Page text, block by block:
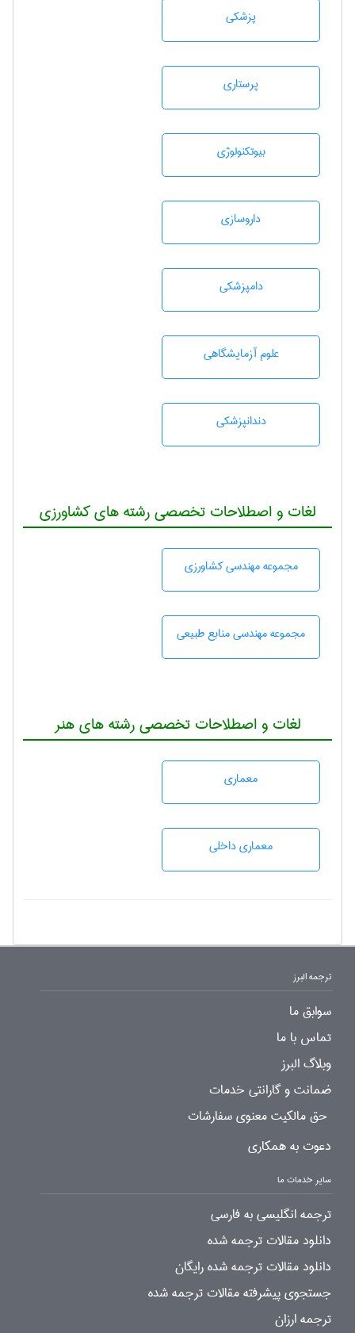
پزشكی
پرستاری
بيوتكنولوژی
داروسازی
دامپزشكی
علوم آزمايشگاهی
دندانپزشكی
لغات و اصطلاحات تخصصی رشته های کشاورزی
مجموعه مهندسی كشاورزی
مجموعه مهندسی منابع طبيعی
لغات و اصطلاحات تخصصی رشته های هنر
معماری
معماری داخلی
ترجمه البرز
سوابق ما
تماس با ما
وبلاگ البرز
ضمانت و گارانتی خدمات
حق مالکیت معنوی سفارشات
دعوت به همکاری
سایر خدمات ما
ترجمه انگلیسی به فارسی
دانلود مقالات ترجمه شده
دانلود مقالات ترجمه شده رایگان
جستجوی پیشرفته مقالات ترجمه شده
ترجمه ارزان